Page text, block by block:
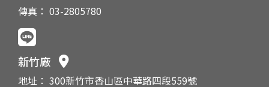
傳真： 03-2805780
新竹廠
地址： 300新竹市香山區中華路四段559號